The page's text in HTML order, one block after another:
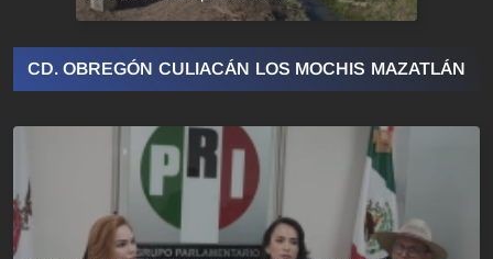
CD. OBREGÓN CULIACÁN LOS MOCHIS MAZATLÁN